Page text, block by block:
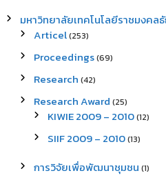
มหาวิทยาลัยเทคโนโลยีราชมงคล
Articel(253)
Proceedings(69)
Research (42)
Research Award (25)
KIWIE 2009 – 2010(12)
SIIF 2009 – 2010(13)
การวิจัยเพื่อพัฒนาชุมชน (1)